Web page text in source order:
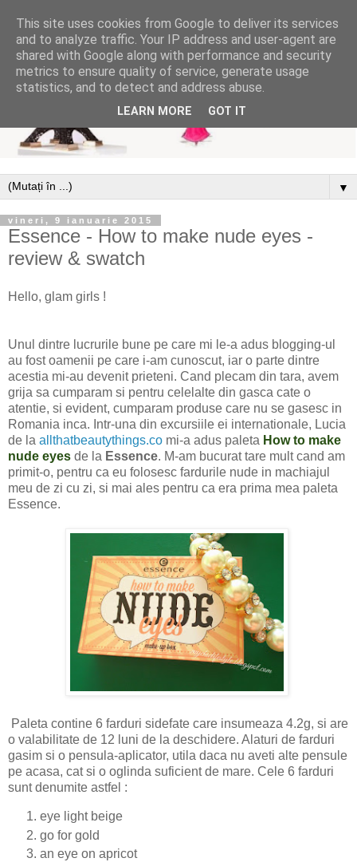
▼
vineri, 9 ianuarie 2015
Essence - How to make nude eyes -
review & swatch
Hello, glam girls !
Unul dintre lucrurile bune pe care mi le-a adus blogging-ul
au fost oamenii pe care i-am cunoscut, iar o parte dintre
acestia mi-au devenit prieteni. Cand plecam din tara, avem
grija sa cumparam si pentru celelalte din gasca cate o
atentie, si evident, cumparam produse care nu se gasesc in
Romania inca. Intr-una din excursiile ei internationale, Lucia
de la allthatbeautythings.co mi-a adus paleta How to make
nude eyes de la Essence. M-am bucurat tare mult cand am
primit-o, pentru ca eu folosesc fardurile nude in machiajul
meu de zi cu zi, si mai ales pentru ca era prima mea paleta
Essence.
Paleta contine 6 farduri sidefate care insumeaza 4.2g, si are
o valabilitate de 12 luni de la deschidere. Alaturi de farduri
gasim si o pensula-aplicator, utila daca nu aveti alte pensule
pe acasa, cat si o oglinda suficient de mare. Cele 6 farduri
sunt denumite astfel :
eye light beige
go for gold
an eye on apricot
This site uses cookies from Google to deliver its services
and to analyze traffic. Your IP address and user-agent are
shared with Google along with performance and security
metrics to ensure quality of service, generate usage
statistics, and to detect and address abuse.
LEARN MORE GOT IT